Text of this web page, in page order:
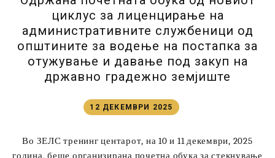
циклус за лиценцирање на
административните службеници од
општините за водење на постапка за
отужување и давање под закуп на
државно градежно земјиште
12 ДЕКЕМВРИ 2025
Во ЗЕЛС тренинг центарот, на 10 и 11 декември, 2025
година, беше организирана почетна обука за стекнување